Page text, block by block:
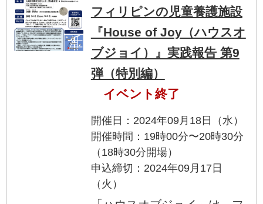
フィリピンの児童養護施設
『House of Joy（ハウスオ
ブジョイ）』実践報告 第9
弾（特別編）
イベント終了
開催日：2024年09月18日（水）
開催時間：19時00分〜20時30分
（18時30分開場）
申込締切：2024年09月17日
（火）